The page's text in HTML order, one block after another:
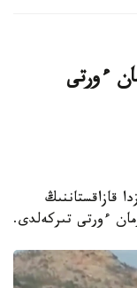
ءورتى
- 2026-جىلعى 7-تامىزدا قازاقستاننىڭ
ءورتى تىركەلدى.